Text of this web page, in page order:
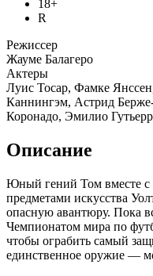
18+
R
Режиссер
Жауме Балагеро
Актеры
Луис Тосар, Фамке
Каннингэм, Астрид
Коронадо, Эмилио
Описание
Юный гений Том вместе с
предметами искусства
опасную авантюру. Пока
Чемпионатом мира по
чтобы ограбить самый
единственное оружие —